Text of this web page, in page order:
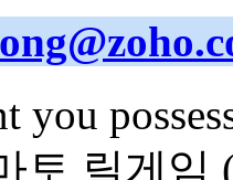
you
토 릴게임